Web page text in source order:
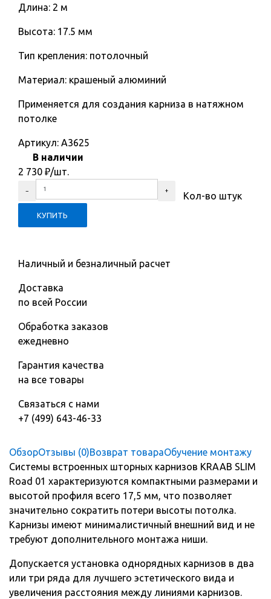
Длина: 2 м
Высота: 17.5 мм
Тип крепления: потолочный
Материал: крашеный алюминий
Применяется для создания карниза в натяжном
потолке
Артикул: A3625
В наличии
2 730 ₽/шт.
Кол-во штук
Наличный и безналичный расчет
Доставка
по всей России
Обработка заказов
ежедневно
Гарантия качества
на все товары
Связаться с нами
+7 (499) 643-46-33
ОбзорОтзывы (0)Возврат товараОбучение монтажу
Системы встроенных шторных карнизов KRAAB SLIM
Road 01 характеризуются компактными размерами и
высотой профиля всего 17,5 мм, что позволяет
значительно сократить потери высоты потолка.
Карнизы имеют минималистичный внешний вид и не
требуют дополнительного монтажа ниши.
Допускается установка однорядных карнизов в два
или три ряда для лучшего эстетического вида и
увеличения расстояния между линиями карнизов.